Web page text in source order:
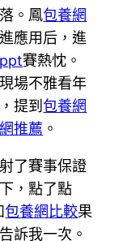
。鳳包養網
應用后，進
賽熱忱。
場不雅看年
提到包養網
推薦 。
了賽事保證
，點了點
包養網比較果
訴我一次。